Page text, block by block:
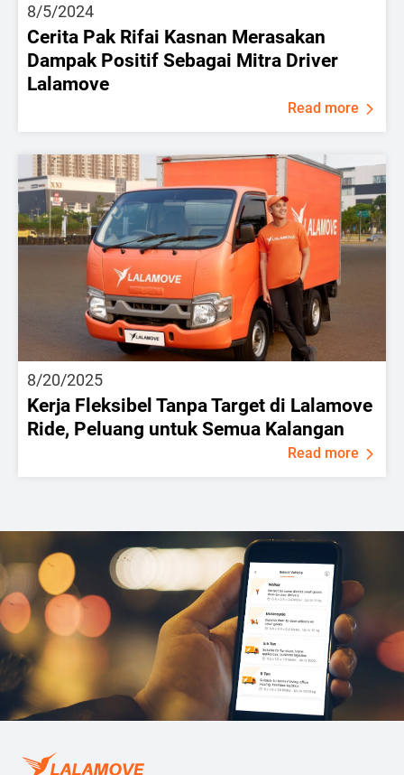
8/5/2024
Cerita Pak Rifai Kasnan Merasakan
Dampak Positif Sebagai Mitra Driver
Lalamove
Read more
8/20/2025
Kerja Fleksibel Tanpa Target di Lalamove
Ride, Peluang untuk Semua Kalangan
Read more